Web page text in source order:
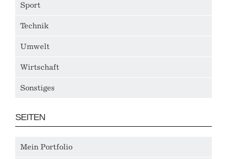
Sport
Technik
Umwelt
Wirtschaft
Sonstiges
SEITEN
Mein Portfolio